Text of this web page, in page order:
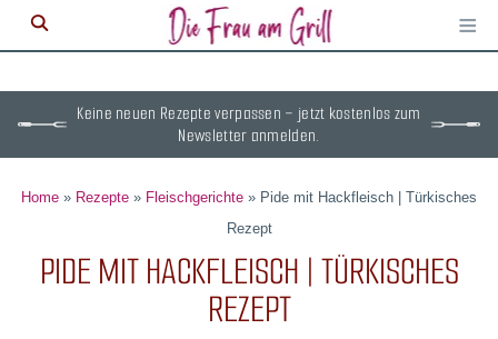
≡
Keine neuen Rezepte verpassen – jetzt kostenlos zum
Newsletter anmelden.
Home » Rezepte » Fleischgerichte » Pide mit Hackfleisch | Türkisches
Rezept
PIDE MIT HACKFLEISCH | TÜRKISCHES
REZEPT